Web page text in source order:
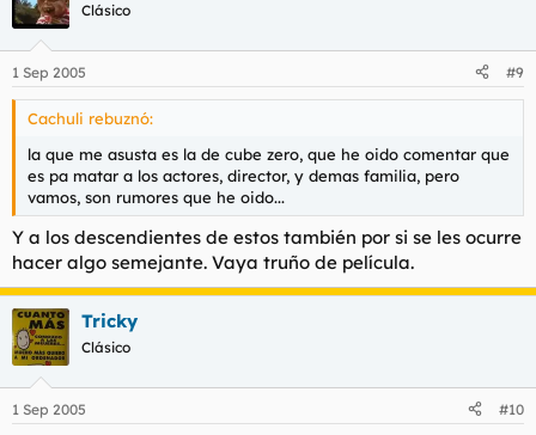
Clásico
1 Sep 2005 #9
Cachuli rebuznó:
la que me asusta es la de cube zero, que he oido comentar que
es pa matar a los actores, director, y demas familia, pero
vamos, son rumores que he oido...
Y a los descendientes de estos también por si se les ocurre
hacer algo semejante. Vaya truño de película.
Tricky
Clásico
1 Sep 2005 #10